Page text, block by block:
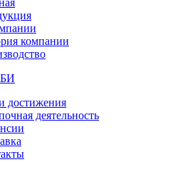
компании
достижения
деятельность